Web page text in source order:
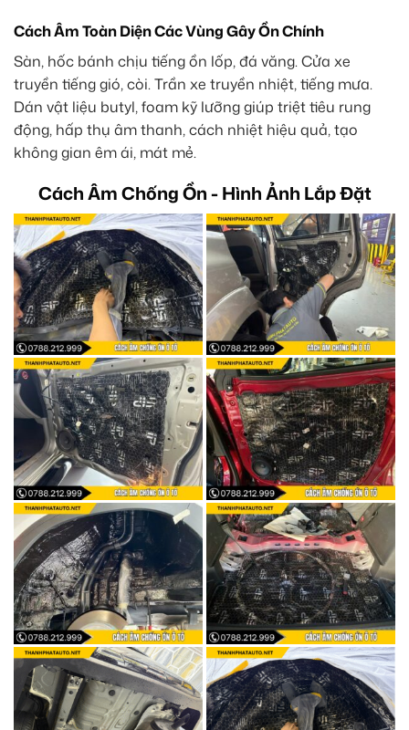
Cách Âm Toàn Diện Các Vùng Gây Ồn Chính
Sàn, hốc bánh chịu tiếng ồn lốp, đá văng. Cửa xe
truyền tiếng gió, còi. Trần xe truyền nhiệt, tiếng mưa.
Dán vật liệu butyl, foam kỹ lưỡng giúp triệt tiêu rung
động, hấp thụ âm thanh, cách nhiệt hiệu quả, tạo
không gian êm ái, mát mẻ.
Cách Âm Chống Ồn - Hình Ảnh Lắp Đặt